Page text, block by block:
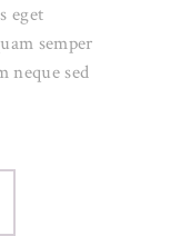
eget
semper
neque sed